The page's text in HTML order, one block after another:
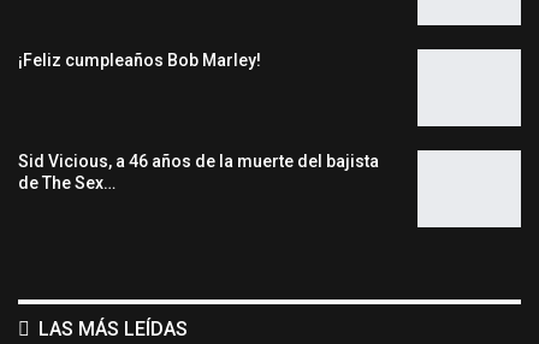
¡Feliz cumpleaños Bob Marley!
Sid Vicious, a 46 años de la muerte del bajista
de The Sex…
LAS MÁS LEÍDAS